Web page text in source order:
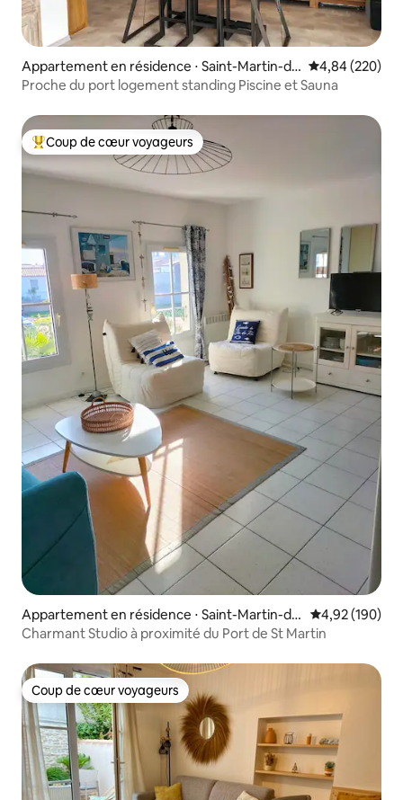
Appartement en résidence ⋅ Saint-Martin-de
-Ré
Évaluation
4,84 (220)
Proche du port logement standing Piscine et Sauna
Coups de cœur voyageurs les plus appréciés
Coup de cœur voyageurs
Appartement en résidence ⋅ Saint-Martin-de
-Ré
Évaluation
4,92 (190)
Charmant Studio à proximité du Port de St Martin
Coup de cœur voyageurs
Coup de cœur voyageurs